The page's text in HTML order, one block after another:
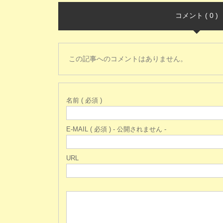
コメント ( 0 )
この記事へのコメントはありません。
名前 ( 必須 )
E-MAIL ( 必須 ) - 公開されません -
URL